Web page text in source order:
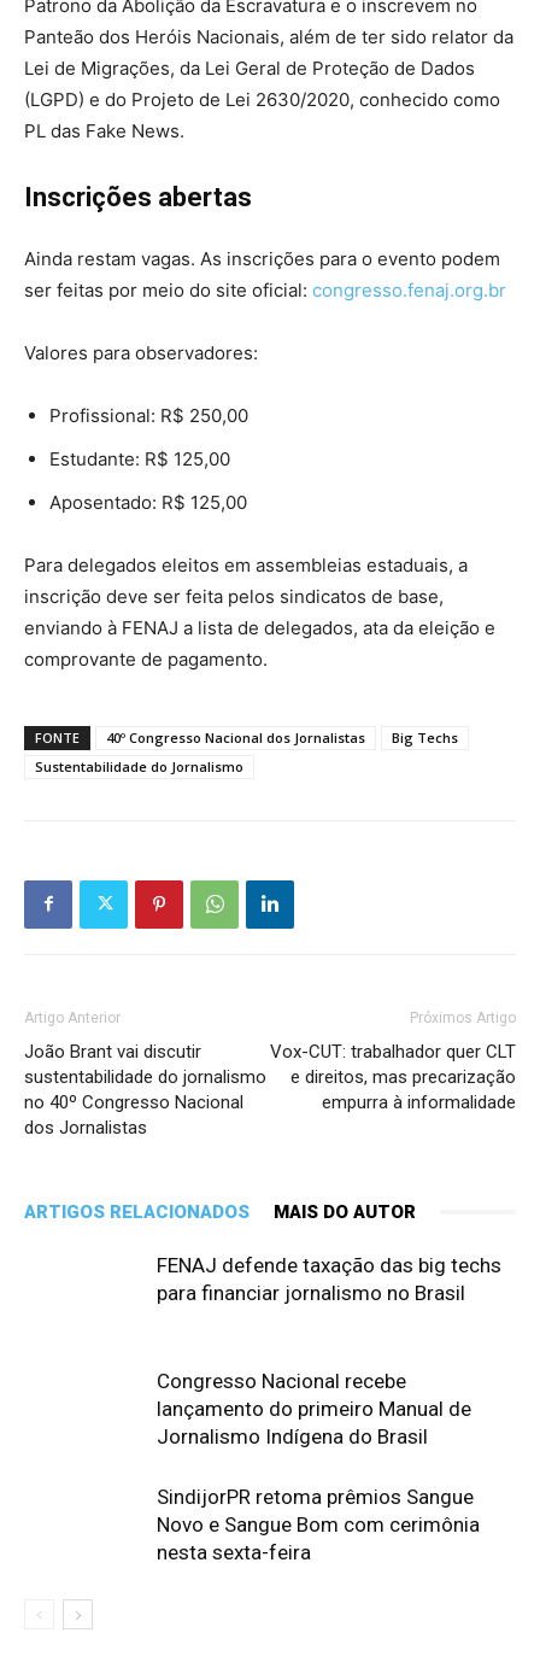
Patrono da Abolição da Escravatura e o inscrevem no
Panteão dos Heróis Nacionais, além de ter sido relator da
Lei de Migrações, da Lei Geral de Proteção de Dados
(LGPD) e do Projeto de Lei 2630/2020, conhecido como
PL das Fake News.
Inscrições abertas
Ainda restam vagas. As inscrições para o evento podem
ser feitas por meio do site oficial: congresso.fenaj.org.br
Valores para observadores:
Profissional: R$ 250,00
Estudante: R$ 125,00
Aposentado: R$ 125,00
Para delegados eleitos em assembleias estaduais, a
inscrição deve ser feita pelos sindicatos de base,
enviando à FENAJ a lista de delegados, ata da eleição e
comprovante de pagamento.
FONTE 40º Congresso Nacional dos Jornalistas
Big Techs
Sustentabilidade do Jornalismo
Artigo Anterior
João Brant vai discutir
sustentabilidade do jornalismo
no 40º Congresso Nacional
dos Jornalistas
Próximos Artigo
Vox-CUT: trabalhador quer CLT
e direitos, mas precarização
empurra à informalidade
ARTIGOS RELACIONADOS MAIS DO AUTOR
FENAJ defende taxação das big techs
para financiar jornalismo no Brasil
Congresso Nacional recebe
lançamento do primeiro Manual de
Jornalismo Indígena do Brasil
SindijorPR retoma prêmios Sangue
Novo e Sangue Bom com cerimônia
nesta sexta-feira